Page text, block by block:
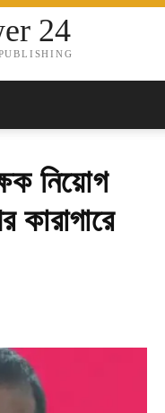
24
নিয়োগ
কারাগারে